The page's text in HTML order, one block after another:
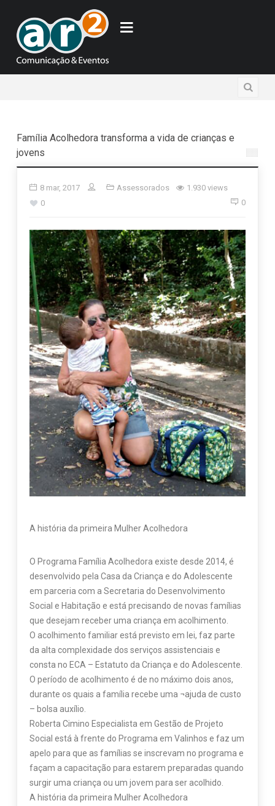
Família Acolhedora transforma a vida de crianças e
jovens
8 mar, 2017 Assessorados
1.930 views
0
0
A história da primeira Mulher Acolhedora
O Programa Família Acolhedora existe desde 2014, é
desenvolvido pela Casa da Criança e do Adolescente
em parceria com a Secretaria do Desenvolvimento
Social e Habitação e está precisando de novas famílias
que desejam receber uma criança em acolhimento.
O acolhimento familiar está previsto em lei, faz parte
da alta complexidade dos serviços assistenciais e
consta no ECA – Estatuto da Criança e do Adolescente.
O período de acolhimento é de no máximo dois anos,
durante os quais a família recebe uma ¬ajuda de custo
– bolsa auxílio.
Roberta Cimino Especialista em Gestão de Projeto
Social está à frente do Programa em Valinhos e faz um
apelo para que as famílias se inscrevam no programa e
façam a capacitação para estarem preparadas quando
surgir uma criança ou um jovem para ser acolhido.
A história da primeira Mulher Acolhedora